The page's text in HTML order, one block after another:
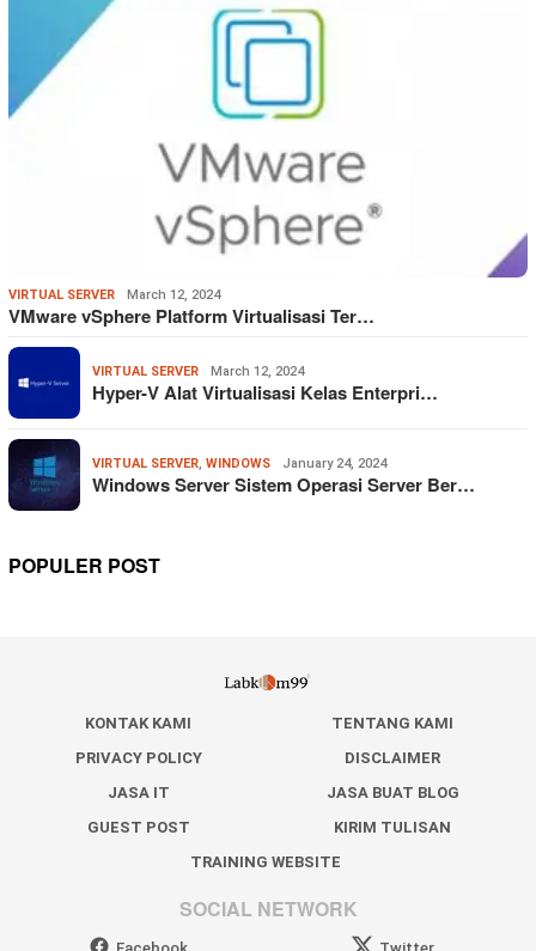
VIRTUAL SERVER March 12, 2024
VMware vSphere Platform Virtualisasi Ter…
VIRTUAL SERVER March 12, 2024
Hyper-V Alat Virtualisasi Kelas Enterpri…
VIRTUAL SERVER, WINDOWS January 24, 2024
Windows Server Sistem Operasi Server Ber…
POPULER POST
KONTAK KAMI
TENTANG KAMI
PRIVACY POLICY
DISCLAIMER
JASA IT
JASA BUAT BLOG
GUEST POST
KIRIM TULISAN
TRAINING WEBSITE
SOCIAL NETWORK